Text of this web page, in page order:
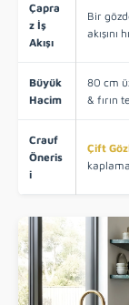
Çapra
z İş
Akışı
Bir
akışını
Büyük
Hacim
80 cm
& fırın
Crauf
Öneris
i
Çift